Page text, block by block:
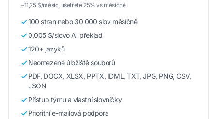
~11,25 $/měsíc, ušetřete 25% vs měsíčně
100 stran nebo 30 000 slov měsíčně
0,005 $/slovo AI překlad
120+ jazyků
Neomezené úložiště souborů
PDF, DOCX, XLSX, PPTX, IDML, TXT, JPG, PNG, CSV,
JSON
Přístup týmu a vlastní slovníčky
Prioritní e-mailová podpora